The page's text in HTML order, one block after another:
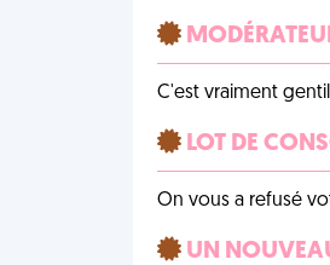
C'est vraiment
LOT DE
On vous a refusé
UN